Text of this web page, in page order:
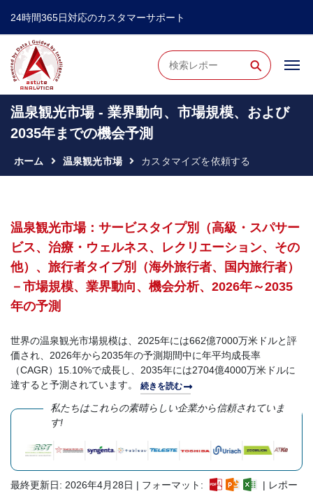
24時間365日対応のカスタマーサポート
⚲
温泉観光市場 - 業界動向、市場規模、および
2035年までの機会予測
ホーム 温泉観光市場 カスタマイズを依頼する
温泉観光市場：サービスタイプ別（高級・スパサー
ビス、治療・ウェルネス、レクリエーション、その
他）、旅行者タイプ別（海外旅行者、国内旅行者）
－市場規模、業界動向、機会分析、2026年～2035
年の予測
世界の温泉観光市場規模は、2025年には662億7000万米ドルと評
価され、2026年から2035年の予測期間中に年平均成長率
（CAGR）15.10%で成長し、2035年には2704億4000万米ドルに
達すると予測されています。 続きを読む
私たちはこれらの素晴らしい企業から信頼されていま
す!
最終更新日: 2026年4月28日 | フォーマット:
| レポー